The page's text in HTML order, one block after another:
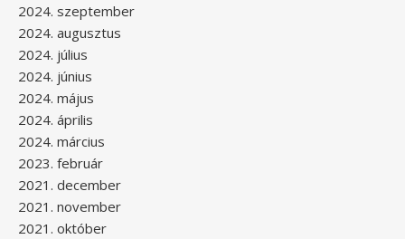
2024. szeptember
2024. augusztus
2024. július
2024. június
2024. május
2024. április
2024. március
2023. február
2021. december
2021. november
2021. október